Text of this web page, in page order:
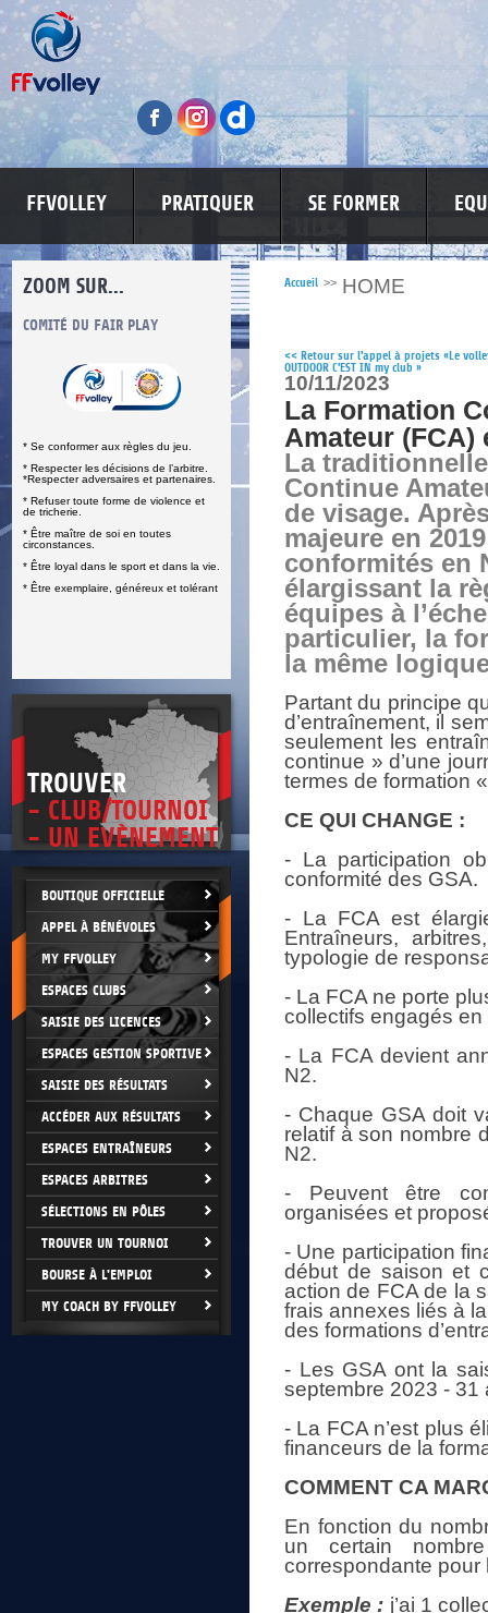
FFVOLLEY PRATIQUER SE FORMER
ZOOM SUR...
COMITÉ DU FAIR PLAY
* Se conformer aux règles du jeu.
* Respecter les décisions de l’arbitre.
*Respecter adversaires et partenaires.
* Refuser toute forme de violence et
de tricherie.
* Être maître de soi en toutes
circonstances.
* Être loyal dans le sport et dans la vie.
* Être exemplaire, généreux et tolérant
LUTTE CONTRE LES VIOLENCES
TROUVER
- CLUB/TOURNOI
- UN EVÈNEMENT
BOUTIQUE OFFICIELLE
APPEL À BÉNÉVOLES
MY FFVOLLEY
ESPACES CLUBS
SAISIE DES LICENCES
ESPACES GESTION SPORTIVE
SAISIE DES RÉSULTATS
ACCÉDER AUX RÉSULTATS
ESPACES ENTRAÎNEURS
ESPACES ARBITRES
SÉLECTIONS EN PÔLES
TROUVER UN TOURNOI
BOURSE À L'EMPLOI
MY COACH BY FFVOLLEY
Accueil >> HOME
<< Retour sur l'appel à projets «Le
OUTDOOR C'EST IN my club »
10/11/2023
La Formation
Amateur (FCA)
La
Continue
de visage.
majeure en
conformités en
élargissant la
équipes à
particulier, la
la même
Partant du principe
d’entraînement, il
seulement les
continue » d’une
termes de formation
CE QUI CHANGE :
- La participation
conformité des GSA.
- La FCA est
Entraîneurs,
typologie de
- La FCA ne porte
collectifs engagés
- La FCA devient
N2.
- Chaque GSA doit
relatif à son nombre
N2.
- Peuvent être
organisées et
- Une participation
début de saison et
action de FCA de la
frais annexes liés à
des formations
- Les GSA ont la
septembre 2023 - 31
- La FCA n’est plus
financeurs de la
COMMENT CA
En fonction du
un certain
correspondante pour
Exemple : j’ai 1